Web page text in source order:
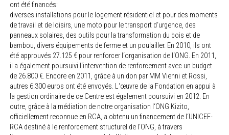
ont été financés:
diverses installations pour le logement résidentiel et pour des moments
de travail et de loisirs, une moto pour le transport d‘urgence, des
panneaux solaires, des outils pour la transformation du bois et de
bambou, divers équipements de ferme et un poulailler. En 2010, ils ont
été approuvés 27.125 € pour renforcer l‘organisation de l‘ONG. En 2011,
il a également poursuivi l‘intervention de renforcement avec un budget
de 26.800 €. Encore en 2011, grâce à un don par MM Vienni et Rossi,
autres 6.300 euros ont été envoyés. L‘œuvre de la Fondation en appui à
la gestion ordinaire de ce Centre est également poursuivi en 2012. En
outre, grâce à la médiation de notre organisation l‘ONG Kizito,
officiellement reconnue en RCA, a obtenu un financement de l‘UNICEF-
RCA destiné à le renforcement structurel de l‘ONG, à travers